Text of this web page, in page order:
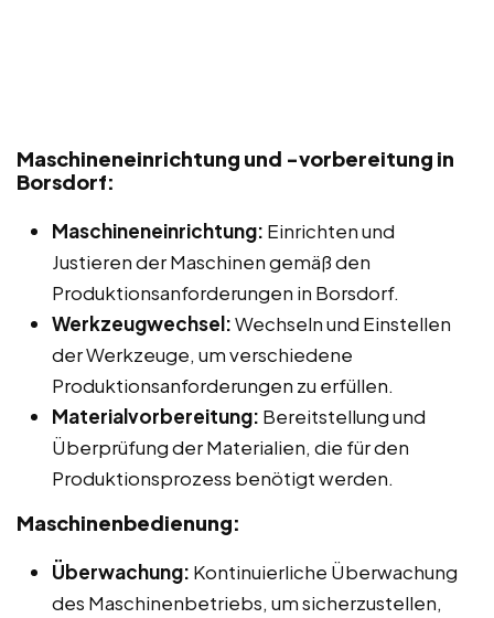
Maschineneinrichtung und -vorbereitung in
Borsdorf:
Maschineneinrichtung: Einrichten und
Justieren der Maschinen gemäß den
Produktionsanforderungen in Borsdorf.
Werkzeugwechsel:Wechseln und Einstellen
der Werkzeuge, um verschiedene
Produktionsanforderungen zu erfüllen.
Materialvorbereitung: Bereitstellung und
Überprüfung der Materialien, die für den
Produktionsprozess benötigt werden.
Maschinenbedienung:
Überwachung: Kontinuierliche Überwachung
des Maschinenbetriebs, um sicherzustellen,